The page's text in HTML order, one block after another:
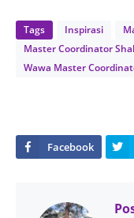
Tags Inspirasi
Master Coordinator
Wawa Master